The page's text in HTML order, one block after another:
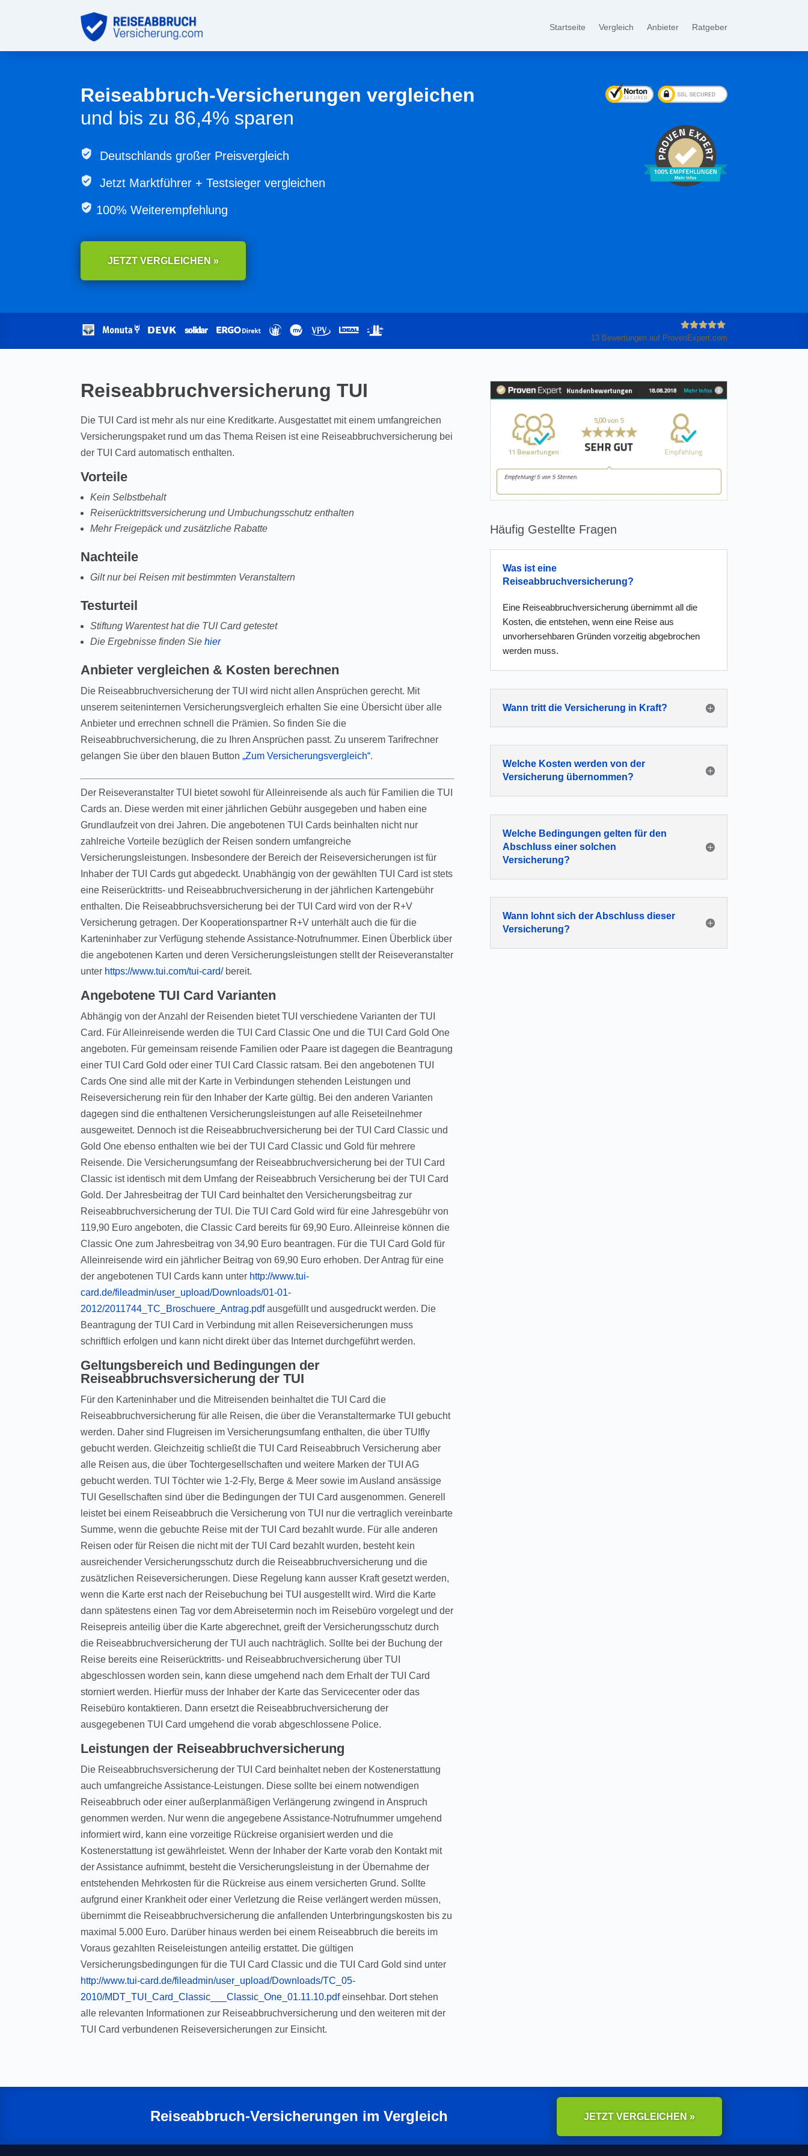
Startseite Vergleich Anbieter Ratgeber
Reiseabbruch-Versicherungen vergleichen
und bis zu 86,4% sparen
Deutschlands großer Preisvergleich
Jetzt Marktführer + Testsieger vergleichen
100% Weiterempfehlung
JETZT VERGLEICHEN »
GmbH
13Bewertungen auf ProvenExpert.com
Reiseabbruchversicherung TUI
Die TUI Card ist mehr als nur eine Kreditkarte. Ausgestattet mit einem umfangreichen
Versicherungspaket rund um das Thema Reisen ist eine Reiseabbruchversicherung bei
der TUI Card automatisch enthalten.
Vorteile
Kein Selbstbehalt
Reiserücktrittsversicherung und Umbuchungsschutz enthalten
Mehr Freigepäck und zusätzliche Rabatte
Nachteile
Gilt nur bei Reisen mit bestimmten Veranstaltern
Testurteil
Stiftung Warentest hat die TUI Card getestet
Die Ergebnisse finden Siehier
Anbieter vergleichen & Kosten berechnen
Die Reiseabbruchversicherung der TUI wird nicht allen Ansprüchen gerecht. Mit
unserem seiteninternen Versicherungsvergleich erhalten Sie eine Übersicht über alle
Anbieter und errechnen schnell die Prämien. So finden Sie die
Reiseabbruchversicherung, die zu Ihren Ansprüchen passt. Zu unserem Tarifrechner
gelangen Sie über den blauen Button„Zum Versicherungsvergleich“.
Der Reiseveranstalter TUI bietet sowohl für Alleinreisende als auch für Familien die TUI
Cards an. Diese werden mit einer jährlichen Gebühr ausgegeben und haben eine
Grundlaufzeit von drei Jahren. Die angebotenen TUI Cards beinhalten nicht nur
zahlreiche Vorteile bezüglich der Reisen sondern umfangreiche
Versicherungsleistungen. Insbesondere der Bereich der Reiseversicherungen ist für
Inhaber der TUI Cards gut abgedeckt. Unabhängig von der gewählten TUI Card ist stets
eine Reiserücktritts- und Reiseabbruchversicherung in der jährlichen Kartengebühr
enthalten. Die Reiseabbruchsversicherung bei der TUI Card wird von der R+V
Versicherung getragen. Der Kooperationspartner R+V unterhält auch die für die
Karteninhaber zur Verfügung stehende Assistance-Notrufnummer. Einen Überblick über
die angebotenen Karten und deren Versicherungsleistungen stellt der Reiseveranstalter
unter https://www.tui.com/tui-card/ bereit.
Angebotene TUI Card Varianten
Abhängig von der Anzahl der Reisenden bietet TUI verschiedene Varianten der TUI
Card. Für Alleinreisende werden die TUI Card Classic One und die TUI Card Gold One
angeboten. Für gemeinsam reisende Familien oder Paare ist dagegen die Beantragung
einer TUI Card Gold oder einer TUI Card Classic ratsam. Bei den angebotenen TUI
Cards One sind alle mit der Karte in Verbindungen stehenden Leistungen und
Reiseversicherung rein für den Inhaber der Karte gültig. Bei den anderen Varianten
dagegen sind die enthaltenen Versicherungsleistungen auf alle Reiseteilnehmer
ausgeweitet. Dennoch ist die Reiseabbruchversicherung bei der TUI Card Classic und
Gold One ebenso enthalten wie bei der TUI Card Classic und Gold für mehrere
Reisende. Die Versicherungsumfang der Reiseabbruchversicherung bei der TUI Card
Classic ist identisch mit dem Umfang der Reiseabbruch Versicherung bei der TUI Card
Gold. Der Jahresbeitrag der TUI Card beinhaltet den Versicherungsbeitrag zur
Reiseabbruchversicherung der TUI. Die TUI Card Gold wird für eine Jahresgebühr von
119,90 Euro angeboten, die Classic Card bereits für 69,90 Euro. Alleinreise können die
Classic One zum Jahresbeitrag von 34,90 Euro beantragen. Für die TUI Card Gold für
Alleinreisende wird ein jährlicher Beitrag von 69,90 Euro erhoben. Der Antrag für eine
der angebotenen TUI Cards kann unter http://www.tui-
card.de/fileadmin/user_upload/Downloads/01-01-
2012/2011744_TC_Broschuere_Antrag.pdfausgefüllt und ausgedruckt werden. Die
Beantragung der TUI Card in Verbindung mit allen Reiseversicherungen muss
schriftlich erfolgen und kann nicht direkt über das Internet durchgeführt werden.
Geltungsbereich und Bedingungen der
Reiseabbruchsversicherung der TUI
Für den Karteninhaber und die Mitreisenden beinhaltet die TUI Card die
Reiseabbruchversicherung für alle Reisen, die über die Veranstaltermarke TUI gebucht
werden. Daher sind Flugreisen im Versicherungsumfang enthalten, die über TUIfly
gebucht werden. Gleichzeitig schließt die TUI Card Reiseabbruch Versicherung aber
alle Reisen aus, die über Tochtergesellschaften und weitere Marken der TUI AG
gebucht werden. TUI Töchter wie 1-2-Fly, Berge & Meer sowie im Ausland ansässige
TUI Gesellschaften sind über die Bedingungen der TUI Card ausgenommen. Generell
leistet bei einem Reiseabbruch die Versicherung von TUI nur die vertraglich vereinbarte
Summe, wenn die gebuchte Reise mit der TUI Card bezahlt wurde. Für alle anderen
Reisen oder für Reisen die nicht mit der TUI Card bezahlt wurden, besteht kein
ausreichender Versicherungsschutz durch die Reiseabbruchversicherung und die
zusätzlichen Reiseversicherungen. Diese Regelung kann ausser Kraft gesetzt werden,
wenn die Karte erst nach der Reisebuchung bei TUI ausgestellt wird. Wird die Karte
dann spätestens einen Tag vor dem Abreisetermin noch im Reisebüro vorgelegt und der
Reisepreis anteilig über die Karte abgerechnet, greift der Versicherungsschutz durch
die Reiseabbruchversicherung der TUI auch nachträglich. Sollte bei der Buchung der
Reise bereits eine Reiserücktritts- und Reiseabbruchversicherung über TUI
abgeschlossen worden sein, kann diese umgehend nach dem Erhalt der TUI Card
storniert werden. Hierfür muss der Inhaber der Karte das Servicecenter oder das
Reisebüro kontaktieren. Dann ersetzt die Reiseabbruchversicherung der
ausgegebenen TUI Card umgehend die vorab abgeschlossene Police.
Leistungen der Reiseabbruchversicherung
Die Reiseabbruchsversicherung der TUI Card beinhaltet neben der Kostenerstattung
auch umfangreiche Assistance-Leistungen. Diese sollte bei einem notwendigen
Reiseabbruch oder einer außerplanmäßigen Verlängerung zwingend in Anspruch
genommen werden. Nur wenn die angegebene Assistance-Notrufnummer umgehend
informiert wird, kann eine vorzeitige Rückreise organisiert werden und die
Kostenerstattung ist gewährleistet. Wenn der Inhaber der Karte vorab den Kontakt mit
der Assistance aufnimmt, besteht die Versicherungsleistung in der Übernahme der
entstehenden Mehrkosten für die Rückreise aus einem versicherten Grund. Sollte
aufgrund einer Krankheit oder einer Verletzung die Reise verlängert werden müssen,
übernimmt die Reiseabbruchversicherung die anfallenden Unterbringungskosten bis zu
maximal 5.000 Euro. Darüber hinaus werden bei einem Reiseabbruch die bereits im
Voraus gezahlten Reiseleistungen anteilig erstattet. Die gültigen
Versicherungsbedingungen für die TUI Card Classic und die TUI Card Gold sind unter
http://www.tui-card.de/fileadmin/user_upload/Downloads/TC_05-
2010/MDT_TUI_Card_Classic___Classic_One_01.11.10.pdfeinsehbar. Dort stehen
alle relevanten Informationen zur Reiseabbruchversicherung und den weiteren mit der
TUI Card verbundenen Reiseversicherungen zur Einsicht.
Häufig Gestellte Fragen
Was ist eine
Reiseabbruchversicherung?
Eine Reiseabbruchversicherung übernimmt all die
Kosten, die entstehen, wenn eine Reise aus
unvorhersehbaren Gründen vorzeitig abgebrochen
werden muss.
Wann tritt die Versicherung in Kraft?
Welche Kosten werden von der
Versicherung übernommen?
Welche Bedingungen gelten für den
Abschluss einer solchen
Versicherung?
Wann lohnt sich der Abschluss dieser
Versicherung?
Reiseabbruch-Versicherungen im Vergleich JETZT VERGLEICHEN »